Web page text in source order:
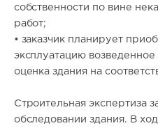
собственности по вине
работ;
• заказчик планирует
эксплуатацию
оценка здания на
Строительная экспертиза
обследовании здания. В